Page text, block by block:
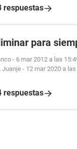
respuestas
para
- 6 mar 2012 a las
Juanje - 12 mar 2020 a
respuestas